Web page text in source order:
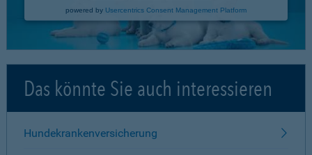
powered by Usercentrics Consent Management Platform
Das könnte Sie auch interessieren
Hundekrankenversicherung